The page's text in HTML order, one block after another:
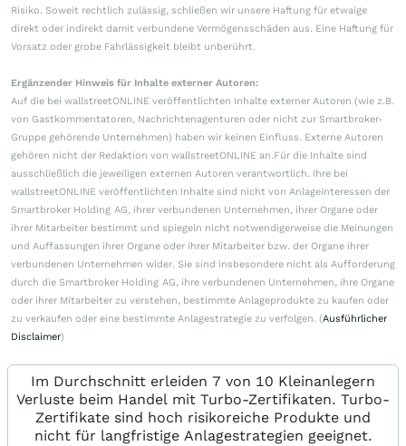
Risiko. Soweit rechtlich zulässig, schließen wir unsere Haftung für etwaige
direkt oder indirekt damit verbundene Vermögensschäden aus. Eine Haftung für
Vorsatz oder grobe Fahrlässigkeit bleibt unberührt.
Ergänzender Hinweis für Inhalte externer Autoren:
Auf die bei wallstreetONLINE veröffentlichten Inhalte externer Autoren (wie z.B.
von Gastkommentatoren, Nachrichtenagenturen oder nicht zur Smartbroker-
Gruppe gehörende Unternehmen) haben wir keinen Einfluss. Externe Autoren
gehören nicht der Redaktion von wallstreetONLINE an.Für die Inhalte sind
ausschließlich die jeweiligen externen Autoren verantwortlich. Ihre bei
wallstreetONLINE veröffentlichten Inhalte sind nicht von Anlageinteressen der
Smartbroker Holding AG, ihrer verbundenen Unternehmen, ihrer Organe oder
ihrer Mitarbeiter bestimmt und spiegeln nicht notwendigerweise die Meinungen
und Auffassungen ihrer Organe oder ihrer Mitarbeiter bzw. der Organe ihrer
verbundenen Unternehmen wider. Sie sind insbesondere nicht als Aufforderung
durch die Smartbroker Holding AG, ihre verbundenen Unternehmen, ihre Organe
oder ihrer Mitarbeiter zu verstehen, bestimmte Anlageprodukte zu kaufen oder
zu verkaufen oder eine bestimmte Anlagestrategie zu verfolgen. (Ausführlicher
Disclaimer)
Im Durchschnitt erleiden 7 von 10 Kleinanlegern
Verluste beim Handel mit Turbo-Zertifikaten. Turbo-
Zertifikate sind hoch risikoreiche Produkte und
nicht für langfristige Anlagestrategien geeignet.